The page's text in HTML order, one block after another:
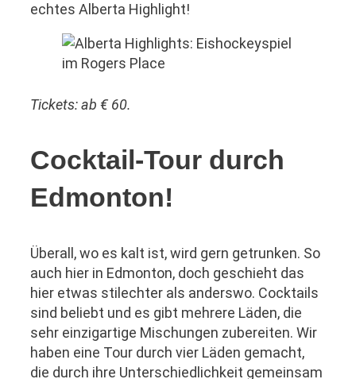
echtes Alberta Highlight!
Tickets: ab € 60.
Cocktail-Tour durch
Edmonton!
Überall, wo es kalt ist, wird gern getrunken. So
auch hier in Edmonton, doch geschieht das
hier etwas stilechter als anderswo. Cocktails
sind beliebt und es gibt mehrere Läden, die
sehr einzigartige Mischungen zubereiten. Wir
haben eine Tour durch vier Läden gemacht,
die durch ihre Unterschiedlichkeit gemeinsam